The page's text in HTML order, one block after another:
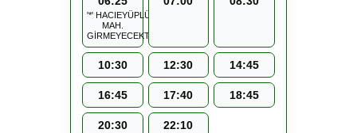
'*' HACIEYÜPLÜ
MAH.
GİRMEYECEKTİR.
10:30 12:30 14:45
16:45 17:40 18:45
20:30 22:10